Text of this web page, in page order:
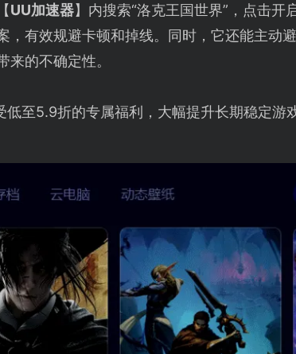
UU加速器】内搜索“洛克王国世界”，点击开
，有效规避卡顿和掉线。同时，它还能主动
的不确定性。
至5.9折的专属福利，大幅提升长期稳定游